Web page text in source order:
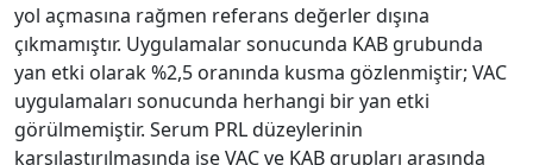
yol açmasına rağmen referans değerler dışına
çıkmamıştır. Uygulamalar sonucunda KAB grubunda
yan etki olarak %2,5 oranında kusma gözlenmiştir; VAC
uygulamaları sonucunda herhangi bir yan etki
görülmemiştir. Serum PRL düzeylerinin
karşılaştırılmasında ise VAC ve KAB grupları arasında